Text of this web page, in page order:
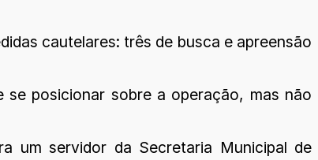
cautelares: três de busca e apreensão
posicionar sobre a operação, mas não
um servidor da Secretaria Municipal de